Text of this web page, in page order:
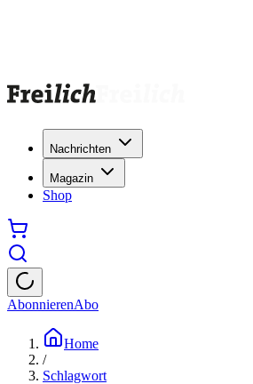
Nachrichten
Magazin
Shop
AbonnierenAbo
Home
/
Schlagwort